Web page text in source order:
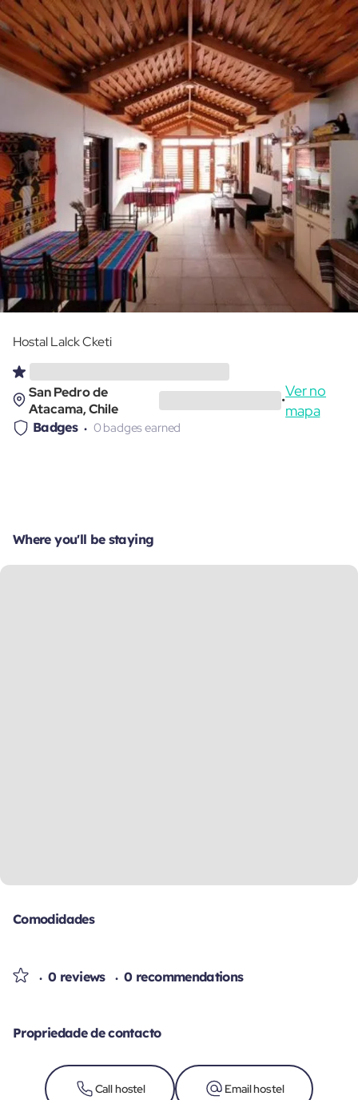
Hostal Lalck Cketi
San Pedro de
Atacama, Chile
•
Ver no
mapa
Badges 0 badges earned
Where you'll be staying
Comodidades
0 reviews 0 recommendations
Propriedade de contacto
Call hostel Email hostel